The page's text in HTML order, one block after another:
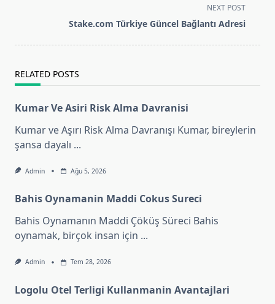
text">Page</span>
NEXT POST
Stake.com Türkiye Güncel Bağlantı Adresi
RELATED POSTS
Kumar Ve Asiri Risk Alma Davranisi
Kumar ve Aşırı Risk Alma Davranışı Kumar, bireylerin
şansa dayalı ...
Admin Ağu 5, 2026
Bahis Oynamanin Maddi Cokus Sureci
Bahis Oynamanın Maddi Çöküş Süreci Bahis
oynamak, birçok insan için ...
Admin Tem 28, 2026
Logolu Otel Terligi Kullanmanin Avantajlari